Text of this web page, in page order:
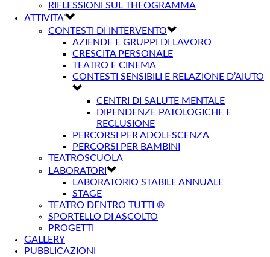
RIFLESSIONI SUL THEOGRAMMA
ATTIVITA’
CONTESTI DI INTERVENTO
AZIENDE E GRUPPI DI LAVORO
CRESCITA PERSONALE
TEATRO E CINEMA
CONTESTI SENSIBILI E RELAZIONE D’AIUTO
CENTRI DI SALUTE MENTALE
DIPENDENZE PATOLOGICHE E
RECLUSIONE
PERCORSI PER ADOLESCENZA
PERCORSI PER BAMBINI
TEATROSCUOLA
LABORATORI
LABORATORIO STABILE ANNUALE
STAGE
TEATRO DENTRO TUTTI ®
SPORTELLO DI ASCOLTO
PROGETTI
GALLERY
PUBBLICAZIONI